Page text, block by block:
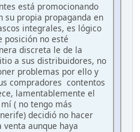
está promocionando
su propia propaganda en
integrales, es lógico
posición no esté
discreta le de la
a sus distribuidores, no
problemas por ello y
compradores contentos
lamentablemente el
( no tengo más
decidió no hacer
aunque haya